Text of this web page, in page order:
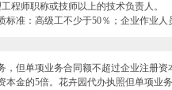
程师职称或技师以上的技术负责人
：高级工不少于50％；企业作业人
，但单项业务合同额不超过企业注册
金的5倍。 花卉园代办执照但单项业